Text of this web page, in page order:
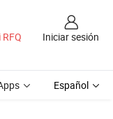
Iniciar sesión
Español